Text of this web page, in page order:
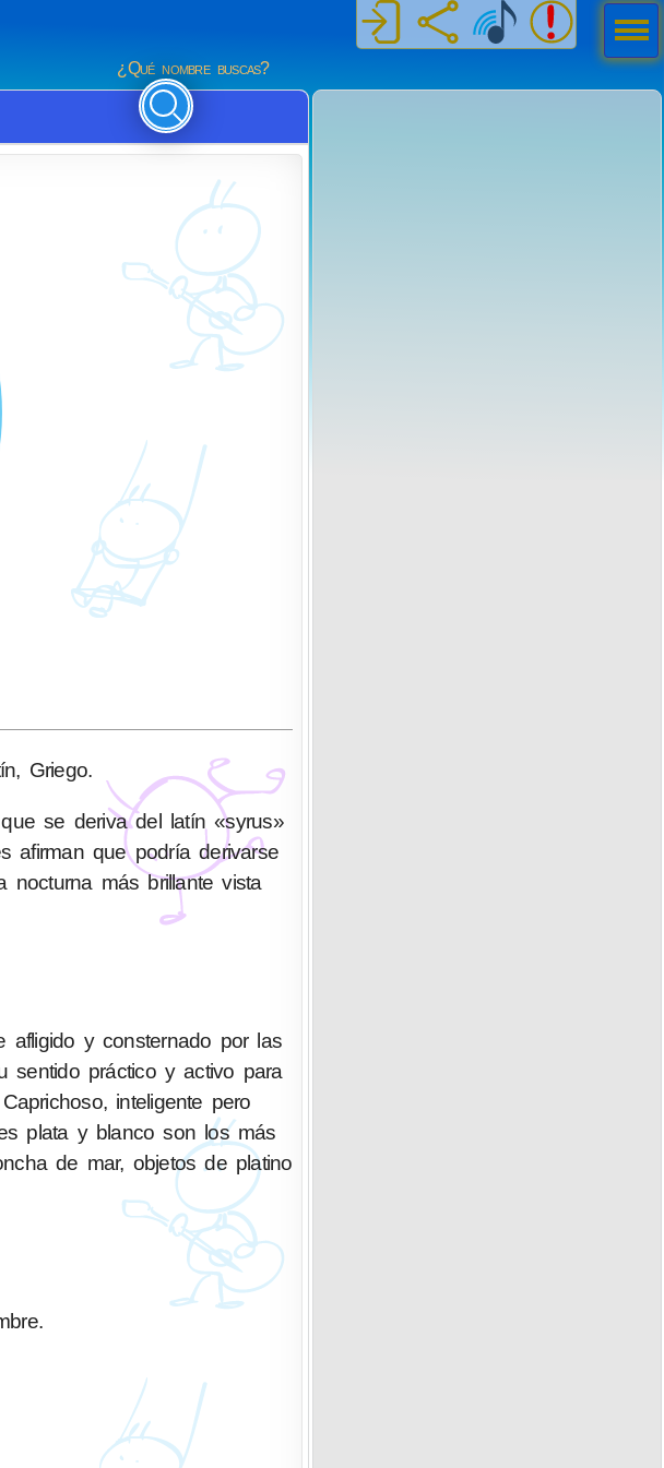
¿Qué nombre buscas?
Griego.
se deriva del latín «syrus»
afirman que podría derivarse
nocturna más brillante vista
afligido y consternado por las
sentido práctico y activo para
inteligente pero
plata y blanco son los más
de mar, objetos de platino
Men
ú